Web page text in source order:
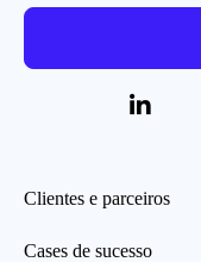
Clientes e parceiros
Cases de sucesso